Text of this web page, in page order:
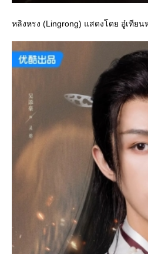
หลิงหรง (Lingrong) แสดงโดย อู๋เทียน